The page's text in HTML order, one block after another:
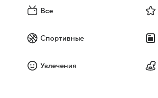
Все
Спортивные
Увлечения